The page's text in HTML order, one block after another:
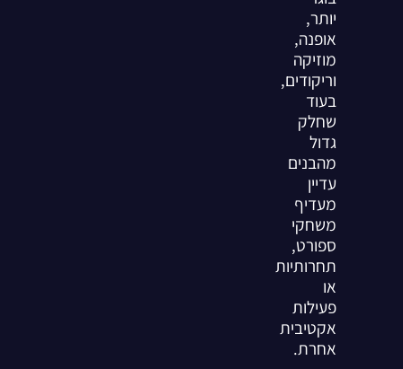
יותר,
אופנה,
מוזיקה
וריקודים,
בעוד
שחלק
גדול
מהבנים
עדיין
מעדיף
משחקי
ספורט,
תחרותיות
או
פעילות
אקטיבית
אחרת.